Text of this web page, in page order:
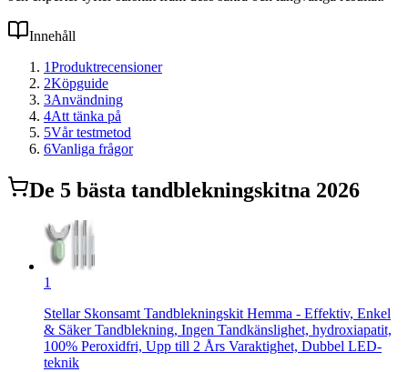
Innehåll
1Produktrecensioner
2Köpguide
3Användning
4Att tänka på
5Vår testmetod
6Vanliga frågor
De 5 bästa tandblekningskitna 2026
1
Stellar Skonsamt Tandblekningskit Hemma - Effektiv, Enkel
& Säker Tandblekning, Ingen Tandkänslighet, hydroxiapatit,
100% Peroxidfri, Upp till 2 Års Varaktighet, Dubbel LED-
teknik